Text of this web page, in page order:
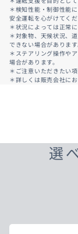
＊検知性能・制御性能
安全運転を心がけてくだ
＊状況によっては正常
＊対象物、天候状況、
できない場合があります
＊ステアリング操作や
場合があります。
＊ご注意いただきたい
＊詳しくは販売会社に
選